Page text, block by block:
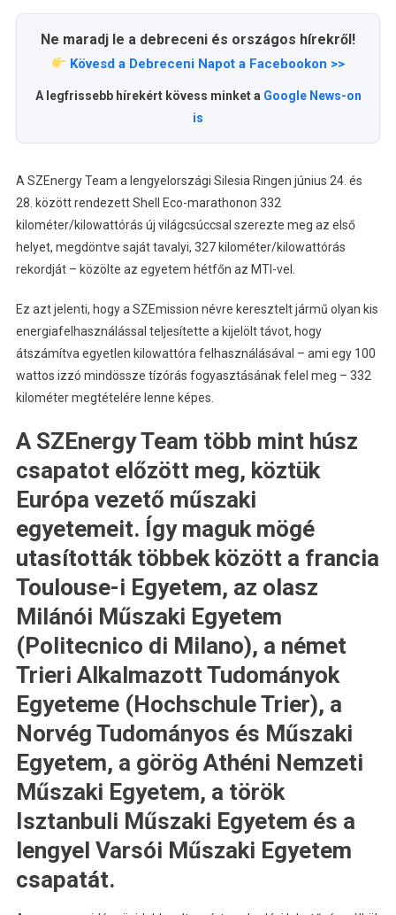
Ne maradj le a debreceni és országos hírekről!
Kövesd a Debreceni Napot a Facebookon >>
A legfrissebb hírekért kövess minket a Google News-on
is
A SZEnergy Team a lengyelországi Silesia Ringen június 24. és
28. között rendezett Shell Eco-marathonon 332
kilométer/kilowattórás új világcsúccsal szerezte meg az első
helyet, megdöntve saját tavalyi, 327 kilométer/kilowattórás
rekordját – közölte az egyetem hétfőn az MTI-vel.
Ez azt jelenti, hogy a SZEmission névre keresztelt jármű olyan kis
energiafelhasználással teljesítette a kijelölt távot, hogy
átszámítva egyetlen kilowattóra felhasználásával – ami egy 100
wattos izzó mindössze tízórás fogyasztásának felel meg – 332
kilométer megtételére lenne képes.
A SZEnergy Team több mint húsz
csapatot előzött meg, köztük
Európa vezető műszaki
egyetemeit. Így maguk mögé
utasították többek között a francia
Toulouse-i Egyetem, az olasz
Milánói Műszaki Egyetem
(Politecnico di Milano), a német
Trieri Alkalmazott Tudományok
Egyeteme (Hochschule Trier), a
Norvég Tudományos és Műszaki
Egyetem, a görög Athéni Nemzeti
Műszaki Egyetem, a török
Isztanbuli Műszaki Egyetem és a
lengyel Varsói Műszaki Egyetem
csapatát.